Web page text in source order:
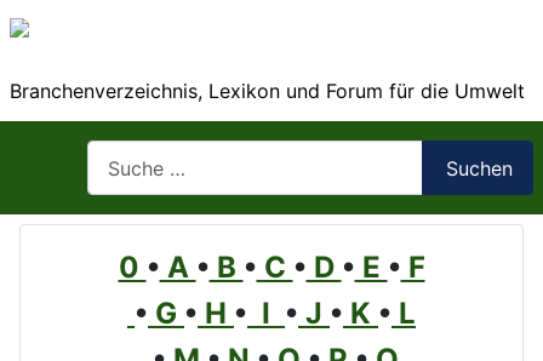
Branchenverzeichnis, Lexikon und Forum für die Umwelt
Suchen
0 • A • B • C • D • E • F
• G • H • I • J • K • L